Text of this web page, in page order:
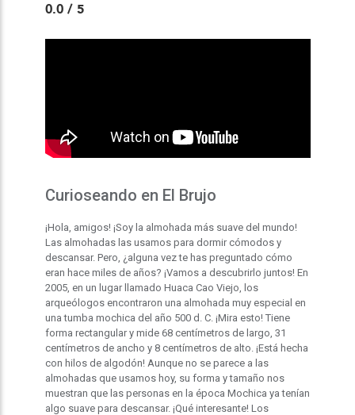
0.0/ 5
Curioseando en El Brujo
¡Hola, amigos! ¡Soy la almohada más suave del mundo!
Las almohadas las usamos para dormir cómodos y
descansar. Pero, ¿alguna vez te has preguntado cómo
eran hace miles de años? ¡Vamos a descubrirlo juntos! En
2005, en un lugar llamado Huaca Cao Viejo, los
arqueólogos encontraron una almohada muy especial en
una tumba mochica del año 500 d. C. ¡Mira esto! Tiene
forma rectangular y mide 68 centímetros de largo, 31
centímetros de ancho y 8 centímetros de alto. ¡Está hecha
con hilos de algodón! Aunque no se parece a las
almohadas que usamos hoy, su forma y tamaño nos
muestran que las personas en la época Mochica ya tenían
algo suave para descansar. ¡Qué interesante! Los